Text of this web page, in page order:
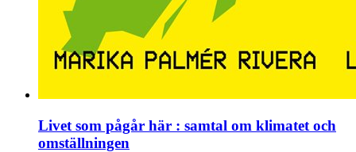
Livet som pågår här : samtal om klimatet och
omställningen